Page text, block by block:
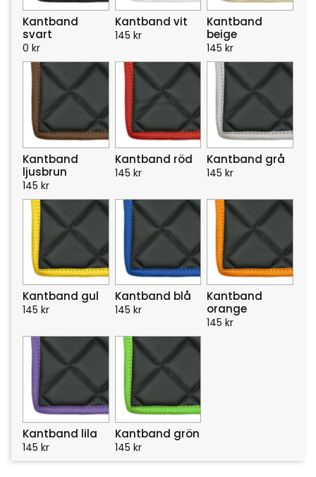
Kantband
svart
0 kr
Kantband vit
145 kr
Kantband
beige
145 kr
Kantband
ljusbrun
145 kr
Kantband röd
145 kr
Kantband grå
145 kr
Kantband gul
145 kr
Kantband blå
145 kr
Kantband
orange
145 kr
Kantband lila
145 kr
Kantband grön
145 kr